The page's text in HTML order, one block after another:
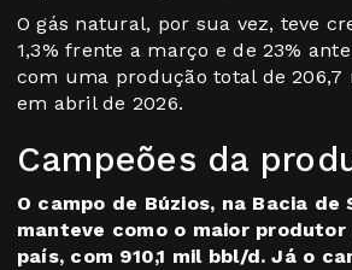
O gás natural, por sua vez, teve
1,3% frente a março e de 23%
com uma produção total de 206,7
em abril de 2026.
Campeões da
O campo de Búzios, na Bacia de
manteve como o maior
país, com 910,1 mil bbl/d. Já o